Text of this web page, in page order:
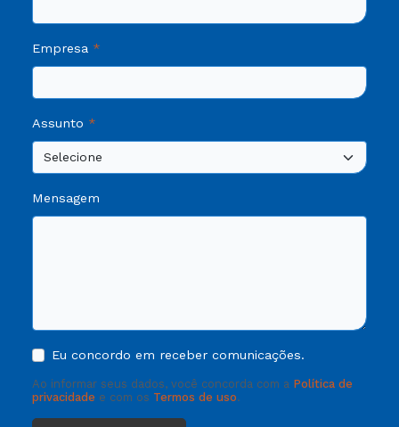
Empresa
Assunto
Mensagem
Eu concordo em receber comunicações.
Ao informar seus dados, você concorda com a Política de
privacidade e com os Termos de uso.